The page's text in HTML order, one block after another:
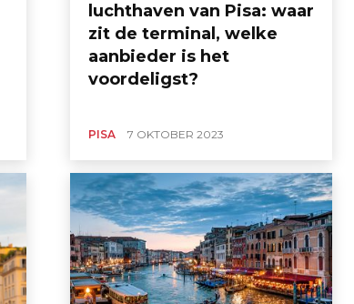
luchthaven van Pisa: waar
zit de terminal, welke
aanbieder is het
voordeligst?
PISA 7 OKTOBER 2023